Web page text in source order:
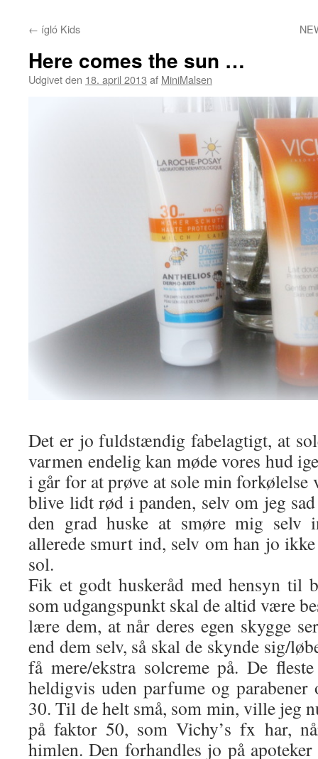
← ígló Kids
Here comes the sun …
Udgivet den 18. april 2013 af MiniMalsen
Det er jo fuldstændig fabelagtigt, at
varmen endelig kan møde vores hud
i går for at prøve at sole min forkølelse
blive lidt rød i panden, selv om jeg
den grad huske at smøre mig selv
allerede smurt ind, selv om han jo
sol.
Fik et godt huskeråd med hensyn til
som udgangspunkt skal de altid være
lære dem, at når deres egen skygge
end dem selv, så skal de skynde sig/
få mere/ekstra solcreme på. De
heldigvis uden parfume og
30. Til de helt små, som min, ville jeg
på faktor 50, som Vichy’s fx har,
himlen. Den forhandles jo på